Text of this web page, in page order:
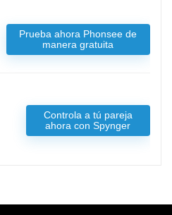
Prueba ahora Phonsee de
manera gratuita
Controla a tú pareja
ahora con Spynger